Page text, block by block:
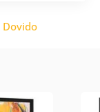
Dovido